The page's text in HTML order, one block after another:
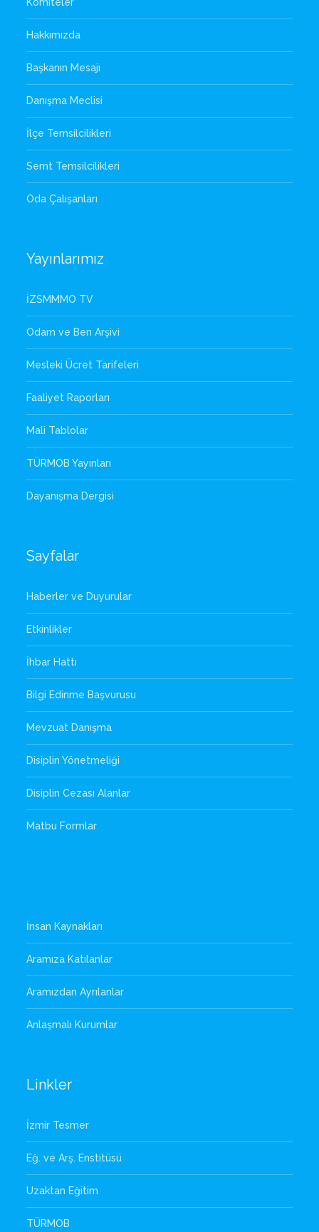
Komiteler
Hakkımızda
Başkanın Mesajı
Danışma Meclisi
İlçe Temsilcilikleri
Semt Temsilcilikleri
Oda Çalışanları
Yayınlarımız
İZSMMMO TV
Odam ve Ben Arşivi
Mesleki Ücret Tarifeleri
Faaliyet Raporları
Mali Tablolar
TÜRMOB Yayınları
Dayanışma Dergisi
Sayfalar
Haberler ve Duyurular
Etkinlikler
İhbar Hattı
Bilgi Edinme Başvurusu
Mevzuat Danışma
Disiplin Yönetmeliği
Disiplin Cezası Alanlar
Matbu Formlar
İnsan Kaynakları
Aramıza Katılanlar
Aramızdan Ayrılanlar
Anlaşmalı Kurumlar
Linkler
İzmir Tesmer
Eğ. ve Arş. Enstitüsü
Uzaktan Eğitim
TÜRMOB